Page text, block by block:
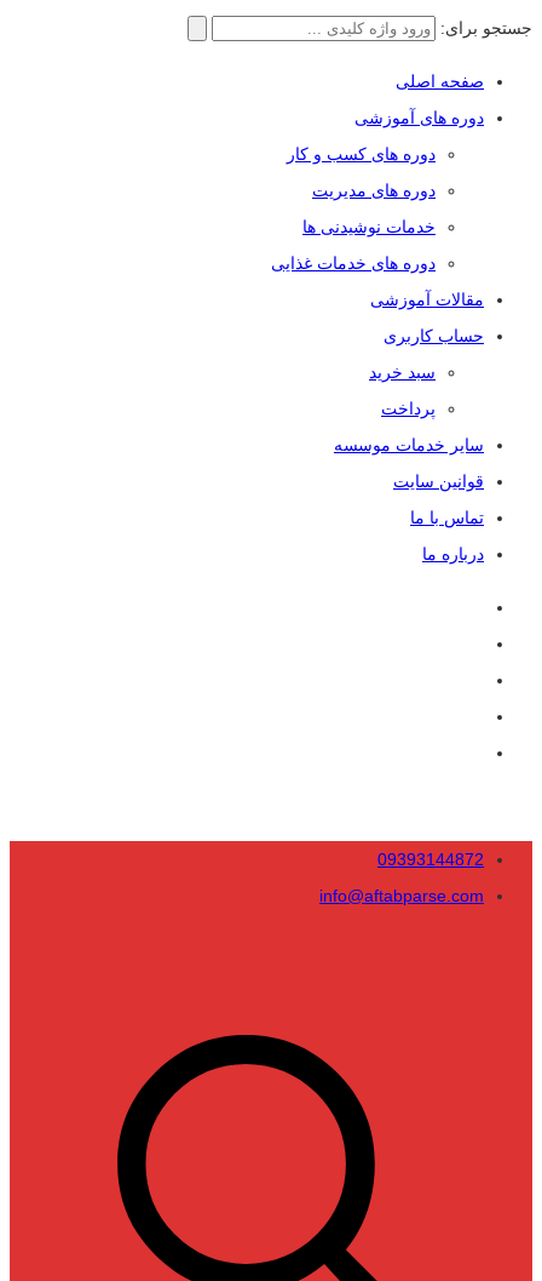
جستجو برای:
صفحه اصلی
دوره های آموزشی
دوره های کسب و کار
دوره های مدیریت
خدمات نوشیدنی ها
دوره های خدمات غذایی
مقالات آموزشی
حساب کاربری
سبد خرید
پرداخت
سایر خدمات موسسه
قوانین سایت
تماس با ما
درباره ما
09393144872
info@aftabparse.com